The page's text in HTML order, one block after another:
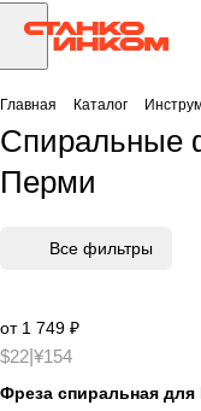
Главная Каталог
Спиральные
Перми
Все фильтры
от 1 749 ₽
$22 ¥154
Фреза спиральная для